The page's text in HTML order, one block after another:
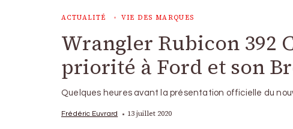
ACTUALITÉ VIE DES MARQUES
Wrangler Rubicon 392
priorité à Ford et son
Quelques heures avant la présentation officielle du
Frédéric Euvrard 13 juillet 2020